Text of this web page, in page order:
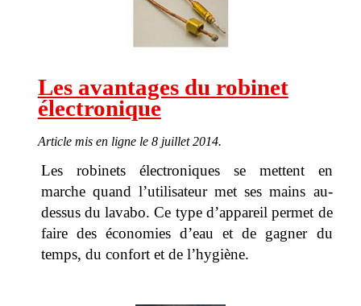
Les avantages du robinet
électronique
Article mis en ligne le 8 juillet 2014.
Les robinets électroniques se mettent en
marche quand l’utilisateur met ses mains au-
dessus du lavabo. Ce type d’appareil permet de
faire des économies d’eau et de gagner du
temps, du confort et de l’hygiène.